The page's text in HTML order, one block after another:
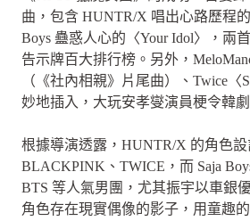
曲，包含 HUNTR/X 唱出心路歷程的
Boys 蠱惑人心的〈Your Idol〉，兩
告示牌百大排行榜。另外，
（《社內相親》片尾曲）、Twice〈
妙地插入，大玩安孝燮演員梗令韓
根據導演透露，HUNTR/X 的角色設
BLACKPINK、TWICE，而 Saja
BTS 等人氣男團，尤其振宇以車銀
角色存在現實偶像的影子，用童趣